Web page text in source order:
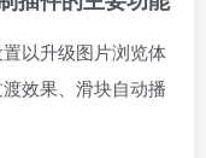
以升级图片浏览体
效果、滑块自动播